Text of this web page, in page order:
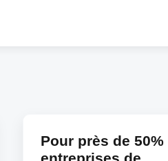
Pour près de 50%